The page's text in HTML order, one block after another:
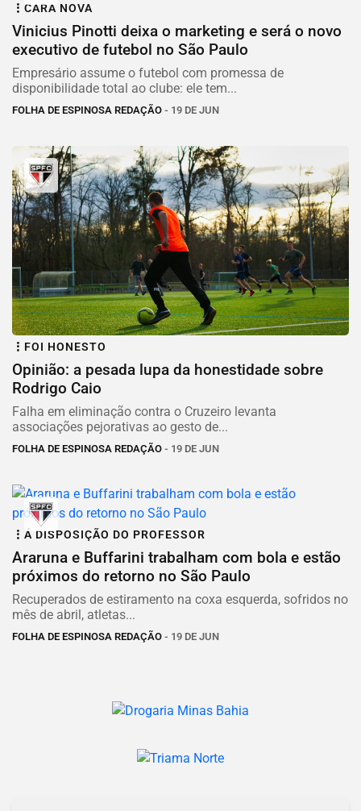
CARA NOVA
Vinicius Pinotti deixa o marketing e será o novo
executivo de futebol no São Paulo
Empresário assume o futebol com promessa de
disponibilidade total ao clube: ele tem...
FOLHA DE ESPINOSA REDAÇÃO - 19 DE JUN
FOI HONESTO
Opinião: a pesada lupa da honestidade sobre
Rodrigo Caio
Falha em eliminação contra o Cruzeiro levanta
associações pejorativas ao gesto de...
FOLHA DE ESPINOSA REDAÇÃO - 19 DE JUN
Á DISPOSIÇÃO DO PROFESSOR
Araruna e Buffarini trabalham com bola e estão
próximos do retorno no São Paulo
Recuperados de estiramento na coxa esquerda, sofridos no
mês de abril, atletas...
FOLHA DE ESPINOSA REDAÇÃO - 19 DE JUN